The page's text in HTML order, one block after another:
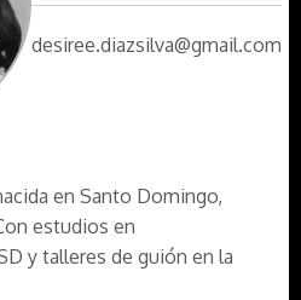
desiree.diazsilva@gmail.com
en Santo Domingo,
estudios en
y talleres de guión en la